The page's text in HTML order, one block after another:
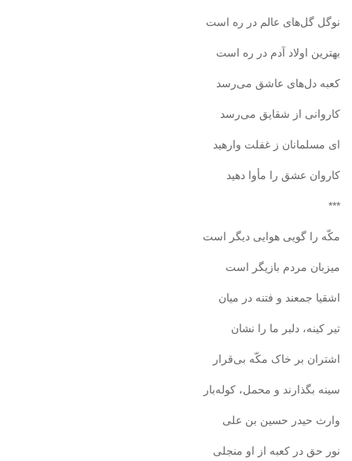
نوگل گل‌های عالم در ره است
بهترین اولاد آدم در ره است
کعبه دل‌های عاشق می‌رسد
کاروانی از شقایق می‌رسد
ای مسلمانان ز غفلت وارهید
کاروان عشق را مأوا دهید
***
مکّه را گویی هوایی دیگر است
میزبان مردم بازیگر است
اشقیا جمعند و فتنه در میان
تیر کینه، دلبر ما را نشان
اشتران بر خاک مکّه بی‌قرار
سینه بگذارند و محمل، کوله‌بار
وارث حیدر حسین بن‌ علی
نور حق در کعبه از او منجلی